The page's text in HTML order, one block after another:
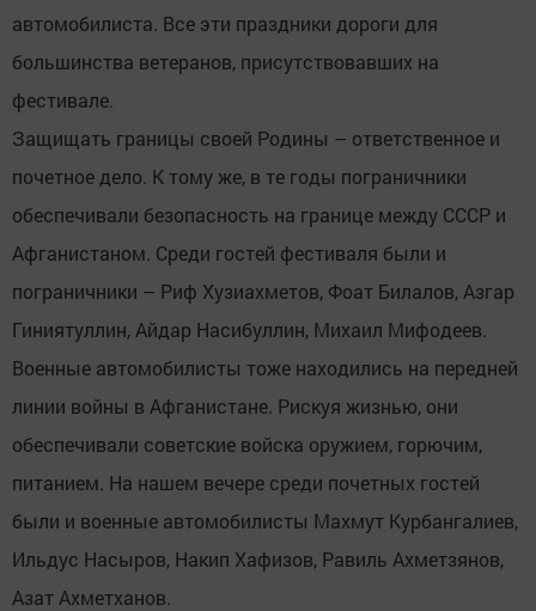
автомобилиста. Все эти праздники дороги для
большинства ветеранов, присутствовавших на
фестивале.
Защищать границы своей Родины – ответственное и
почетное дело. К тому же, в те годы пограничники
обеспечивали безопасность на границе между СССР и
Афганистаном. Среди гостей фестиваля были и
пограничники – Риф Хузиахметов, Фоат Билалов, Азгар
Гиниятуллин, Айдар Насибуллин, Михаил Мифодеев.
Военные автомобилисты тоже находились на передней
линии войны в Афганистане. Рискуя жизнью, они
обеспечивали советские войска оружием, горючим,
питанием. На нашем вечере среди почетных гостей
были и военные автомобилисты Махмут Курбангалиев,
Ильдус Насыров, Накип Хафизов, Равиль Ахметзянов,
Азат Ахметханов.